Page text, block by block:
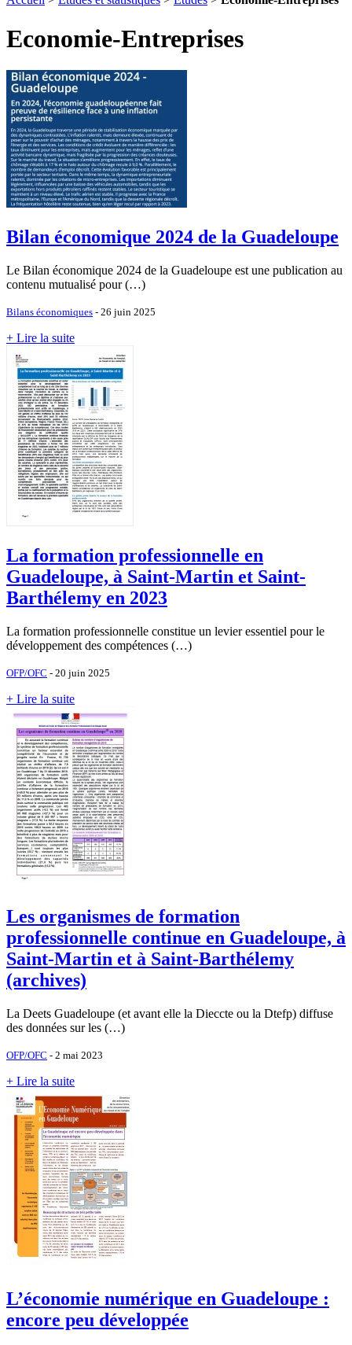
Economie-Entreprises
Bilan économique 2024 de la Guadeloupe
Le Bilan économique 2024 de la Guadeloupe est une publication au
contenu mutualisé pour (…)
Bilans économiques - 26 juin 2025
+ Lire la suite
La formation professionnelle en
Guadeloupe, à Saint-Martin et Saint-
Barthélemy en 2023
La formation professionnelle constitue un levier essentiel pour le
développement des compétences (…)
OFP/OFC - 20 juin 2025
+ Lire la suite
Les organismes de formation
professionnelle continue en Guadeloupe, à
Saint-Martin et à Saint-Barthélemy
(archives)
La Deets Guadeloupe (et avant elle la Dieccte ou la Dtefp) diffuse
des données sur les (…)
OFP/OFC - 2 mai 2023
+ Lire la suite
L’économie numérique en Guadeloupe :
encore peu développée